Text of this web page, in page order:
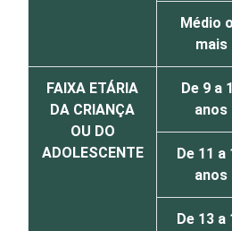
Médio
mais
FAIXA ETÁRIA
DA CRIANÇA
OU DO
ADOLESCENTE
De 9 a
anos
De 11 a
anos
De 13 a